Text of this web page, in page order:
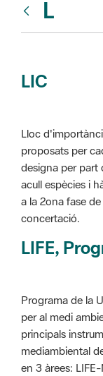
L
LIC
Lloc
proposats per
designa per part
acull espècies i
a la 2ona fase
concertació.
LIFE,
Programa de la
per al medi
principals
mediambiental
en 3 àrees: